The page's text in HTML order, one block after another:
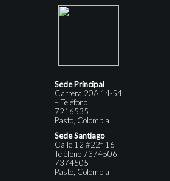
Sede Principal
Carrera 20A 14-54
– Teléfono
7216535
Pasto, Colombia
Sede Santiago
Calle 12 #22f-16 –
Teléfono 7374506-
7374505
Pasto, Colombia